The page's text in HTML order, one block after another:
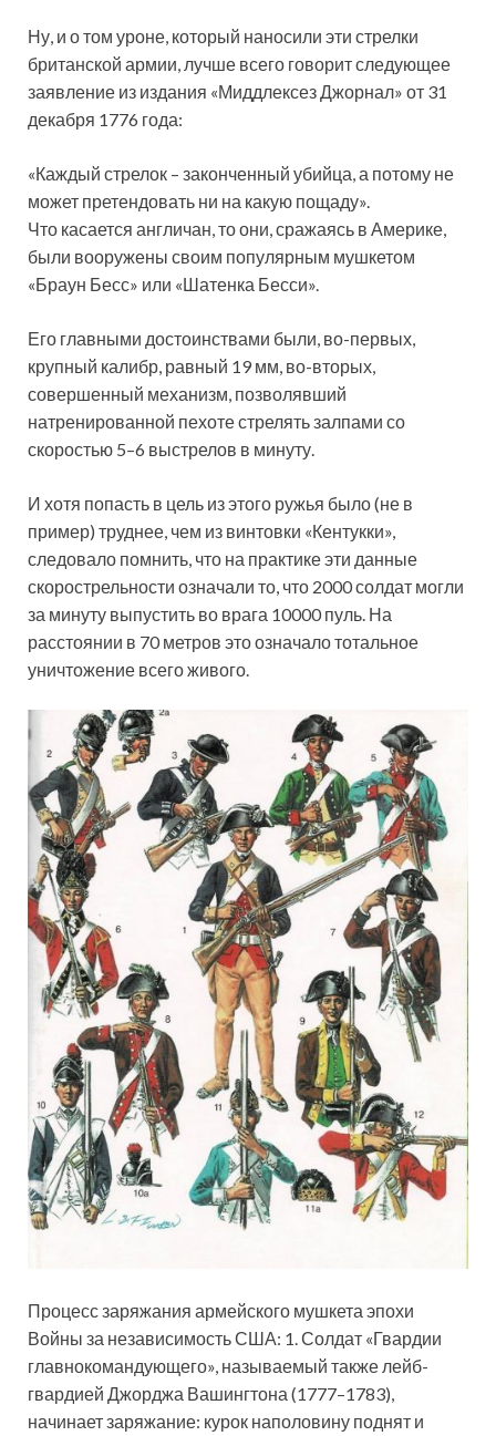
Ну, и о том уроне, который наносили эти стрелки
британской армии, лучше всего говорит следующее
заявление из издания «Миддлексез Джорнал» от 31
декабря 1776 года:
«Каждый стрелок – законченный убийца, а потому не
может претендовать ни на какую пощаду».
Что касается англичан, то они, сражаясь в Америке,
были вооружены своим популярным мушкетом
«Браун Бесс» или «Шатенка Бесси».
Его главными достоинствами были, во-первых,
крупный калибр, равный 19 мм, во-вторых,
совершенный механизм, позволявший
натренированной пехоте стрелять залпами со
скоростью 5–6 выстрелов в минуту.
И хотя попасть в цель из этого ружья было (не в
пример) труднее, чем из винтовки «Кентукки»,
следовало помнить, что на практике эти данные
скорострельности означали то, что 2000 солдат могли
за минуту выпустить во врага 10000 пуль. На
расстоянии в 70 метров это означало тотальное
уничтожение всего живого.
Процесс заряжания армейского мушкета эпохи
Войны за независимость США: 1. Солдат «Гвардии
главнокомандующего», называемый также лейб-
гвардией Джорджа Вашингтона (1777–1783),
начинает заряжание: курок наполовину поднят и